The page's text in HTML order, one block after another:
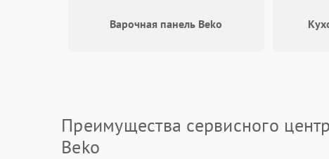
Варочная панель Beko
Преимущества сервисного
Beko